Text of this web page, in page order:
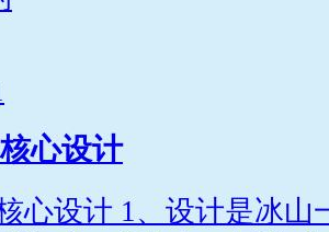
心设计
心设计 1、设计是冰山